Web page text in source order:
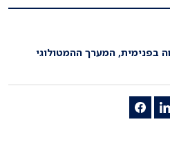
בפנימית, המערך ההמטולוגי